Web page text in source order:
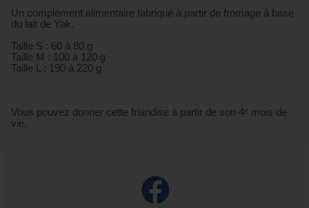
Un complément alimentaire fabriqué à partir de fromage à base
du lait de Yak.
Taille S : 60 à 80 g
Taille M : 100 à 120 g
Taille L : 190 à 220 g
Vous pouvez donner cette friandise à partir de son 4ᵉ mois de
vie.